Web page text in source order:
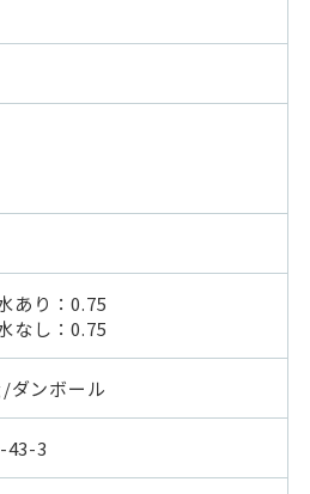
あり：0.75
なし：0.75
ダンボール
43-3